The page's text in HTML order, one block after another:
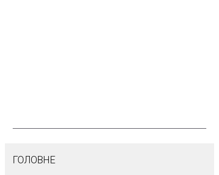
ГОЛОВНЕ